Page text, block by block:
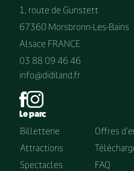
1, route de Gunstett
67360 Morsbronn-Les-Bains
Alsace FRANCE
03 88 09 46 46
info@didiland.fr
Le parc
Billetterie
Attractions
Spectacles
Offres
FAQ